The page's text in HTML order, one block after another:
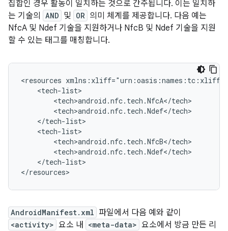
집합인 경우 활동이 일치하는 것으로 간주됩니다. 이는 일치하
는 기술의
AND 및 OR 의미 체계를 제공합니다. 다음 예는
NfcA 및 Ndef 기술을 지원하거나 NfcB 및 Ndef 기술을 지원
할 수 있는 태그를 매칭합니다.
<resources
</tech-list>
</resources>
AndroidManifest.xml 파일에서 다음 예와 같이
<activity> 요소 내 <meta-data> 요소에서 방금 만든 리